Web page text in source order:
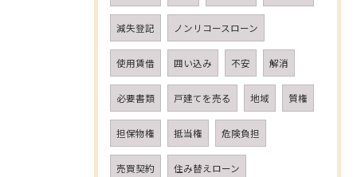
減失登記 ノンリコースローン
使用賃借 囲い込み 不安 解消
必要書類 戸建てを売る 地域 質権
担保物権 抵当権 危険負担
売買契約 住み替えローン